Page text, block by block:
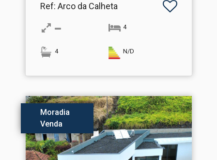
Ref: Arco da Calheta
4
4 N/D
Moradia
Venda